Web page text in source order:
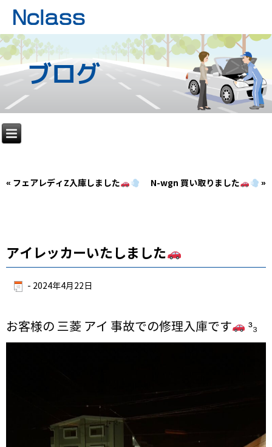
ブログ
« フェアレディZ入庫しました N-wgn 買い取りました »
アイレッカーいたしました
- 2024年4月22日
お客様の 三菱 アイ 事故での修理入庫です ³₃